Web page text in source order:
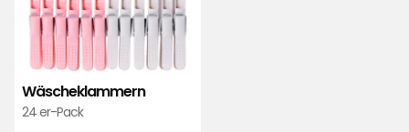
Wäscheklammern
24 er-Pack